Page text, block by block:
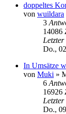
doppeltes
von wuildara
3
14086
Do.,
In Umsätze
von Muki »
6
16926
Do.,